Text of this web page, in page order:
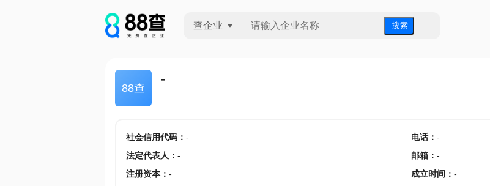
查企业 搜 索
88查
-
社会信用代码： - 电话： -
法定代表人 ： - 邮箱 ： -
注册资本： - 成立时间 ： -